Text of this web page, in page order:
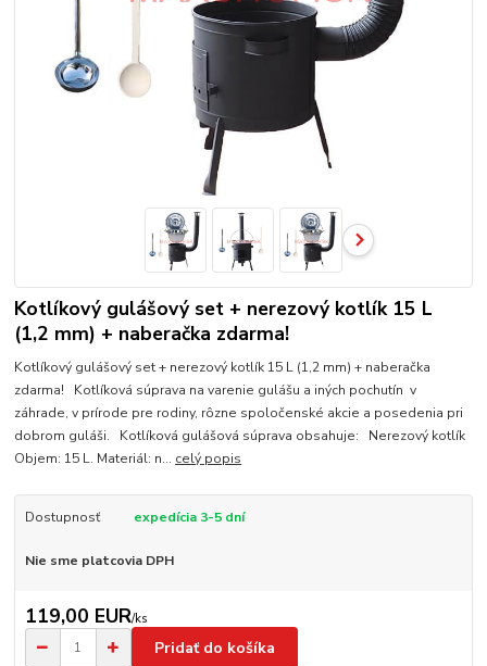
Kotlíkový gulášový set + nerezový kotlík 15 L
(1,2 mm) + naberačka zdarma!
Kotlíkový gulášový set + nerezový kotlík 15 L (1,2 mm) + naberačka
zdarma! Kotlíková súprava na varenie gulášu a iných pochutín v
záhrade, v prírode pre rodiny, rôzne spoločenské akcie a posedenia pri
dobrom guláši. Kotlíková gulášová súprava obsahuje: Nerezový kotlík
Objem: 15 L. Materiál: n... celý popis
Dostupnosť expedícia 3-5 dní
Nie sme platcovia DPH
119,00 EUR/ks
Pridať do košíka